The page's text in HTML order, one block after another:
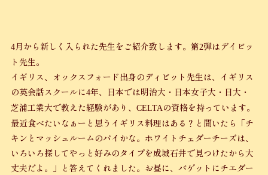
4月から新しく入られた先生をご紹介致します。第2弾はデイビッ
ト先生。
イギリス、オックスフォード出身のディビット先生は、イギリス
の英会話スクールに4年、日本では明治大・日本女子大・日大・
芝浦工業大で教えた経験があり、
CELTAの資格を持っています。
最近食べたいなぁーと思うイギリス料理はある？と聞いたら「チ
キンとマッシュルームのパイかな。ホワイトチェダーチーズは、
いろいろ探してやっと好みのタイプを成城石井で見つけたから大
丈夫だよ。」と答えてくれました。お昼に、バゲットにチエダー